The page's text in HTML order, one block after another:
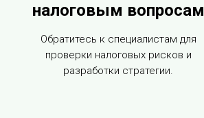
налоговым вопросам
Обратитесь к специалистам для
проверки налоговых рисков и
разработки стратегии.